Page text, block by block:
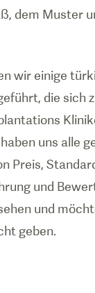
dem Muster
wir einige
die sich
uns alle
Preis,
und
und
geben.